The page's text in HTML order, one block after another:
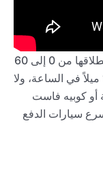
، وزمن إنطلاقها من 0 إلى 60
هو 3.5 ثانية. أما السرعة القصوى فهي 183 ميلاً في الساعة، ولا
أو كوبيه فاست
سيارات الدفع